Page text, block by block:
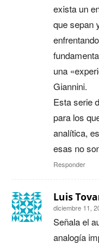
exista un
que sepan
una
Giannini.
Esta serie
para los
analítica,
esas no
Responder
Luis
diciembre 11,
Señala el
analogía